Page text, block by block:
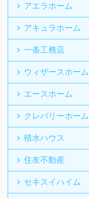
アエラホーム
アキュラホーム
一条工務店
ウィザースホーム
エースホーム
クレバリーホーム
積水ハウス
住友不動産
セキスイハイム